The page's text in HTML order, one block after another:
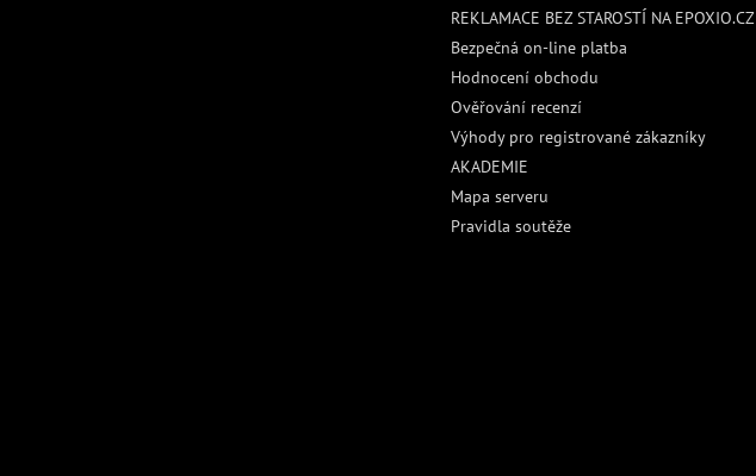
REKLAMACE BEZ STAROSTÍ NA EPOXIO.CZ
Bezpečná on-line platba
Hodnocení obchodu
Ověřování recenzí
Výhody pro registrované zákazníky
AKADEMIE
Mapa serveru
Pravidla soutěže